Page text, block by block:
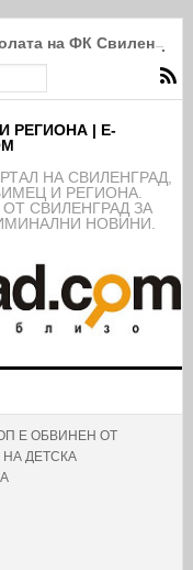
на ФК
РЕГИОНА | E-
НА СВИЛЕНГРАД,
И РЕГИОНА.
СВИЛЕНГРАД ЗА
НОВИНИ.
Е ОБВИНЕН ОТ
НА ДЕТСКА